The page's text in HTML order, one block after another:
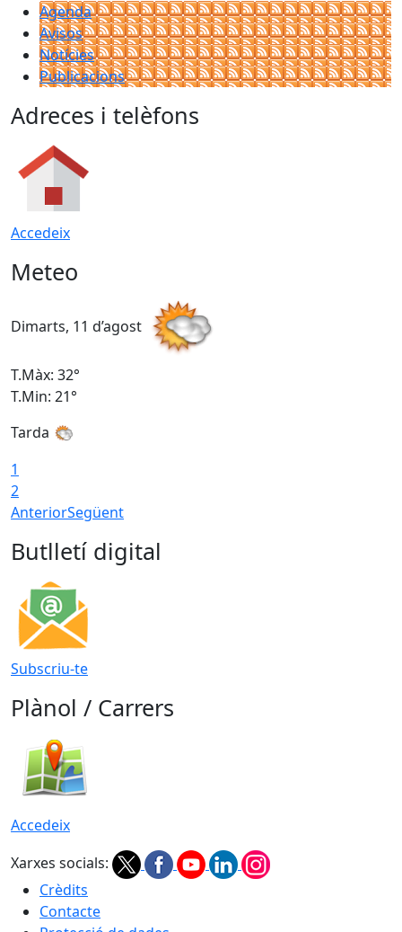
Agenda
Avisos
Notícies
Publicacions
Adreces i telèfons
Accedeix
Meteo
Dimarts, 11 d’agost
T.Màx: 32°
T.Min: 21°
Tarda
1
2
AnteriorSegüent
Butlletí digital
Subscriu-te
Plànol / Carrers
Accedeix
Xarxes socials:
Crèdits
Contacte